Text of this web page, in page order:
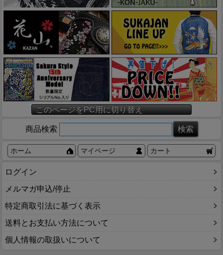
このページをPC用に切り替え
商品検索
ホーム マイページ カート
ログイン
メルマガ申込/停止
特定商取引法に基づく表示
送料とお支払い方法について
個人情報の取扱いについて